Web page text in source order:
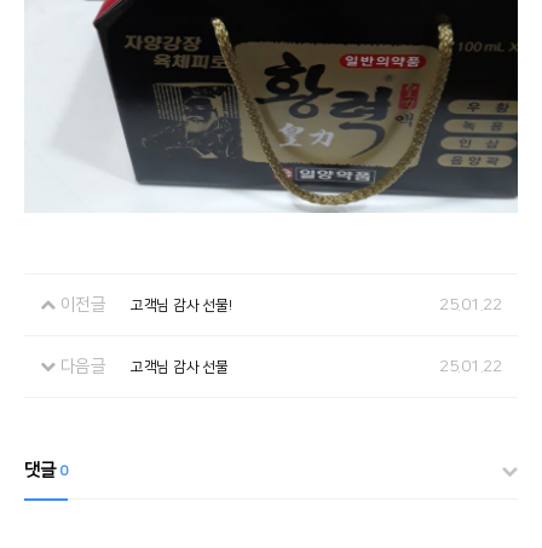
이전글 고객님 감사 선물! 25.01.22
다음글 고객님 감사 선물 25.01.22
댓글0